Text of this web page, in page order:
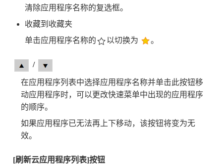
清除应用程序名称的复选框。
收藏到收藏夹
单击应用程序名称的
以切换为 。
/
在应用程序列表中选择应用程序名称并单击此按钮移
动应用程序时，可以更改快速菜单中出现的应用程序
的顺序。
如果应用程序已无法再上下移动，该按钮将变为无
效。
[刷新云应用程序列表]按钮